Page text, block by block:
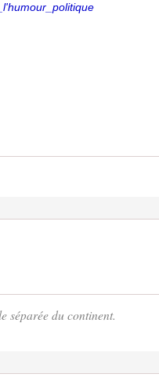
séparée du continent.